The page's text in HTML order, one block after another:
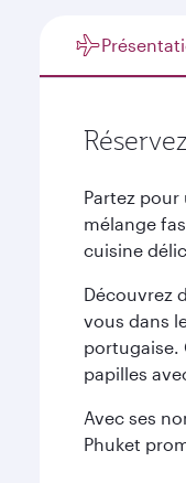
Partez
mélange
cuisine
Découvrez
vous dans
portugaise.
papilles
Avec ses
Phuket